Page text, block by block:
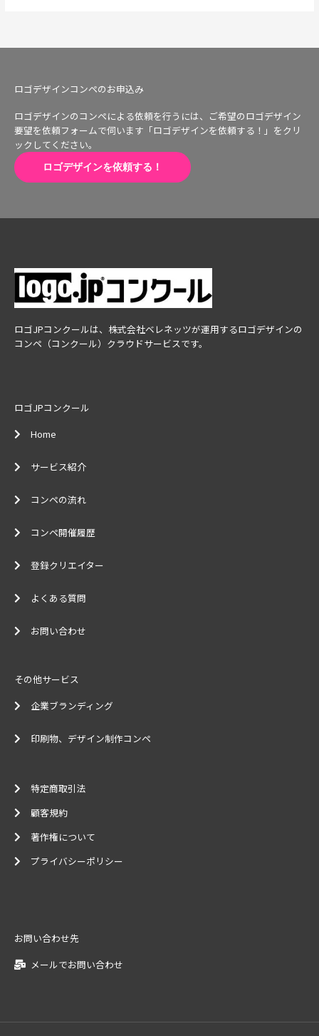
ロゴデザインコンペのお申込み
ロゴデザインのコンペによる依頼を行うには、ご希望のロゴデザイン
要望を依頼フォームで伺います「ロゴデザインを依頼する！」をクリ
ックしてください。
ロゴデザインを依頼する！
ロゴJPコンクールは、株式会社ベレネッツが運用するロゴデザインの
コンペ（コンクール）クラウドサービスです。
ロゴJPコンクール
Home
サービス紹介
コンペの流れ
コンペ開催履歴
登録クリエイター
よくある質問
お問い合わせ
その他サービス
企業ブランディング
印刷物、デザイン制作コンペ
特定商取引法
顧客規約
著作権について
プライバシーポリシー
お問い合わせ先
メールでお問い合わせ